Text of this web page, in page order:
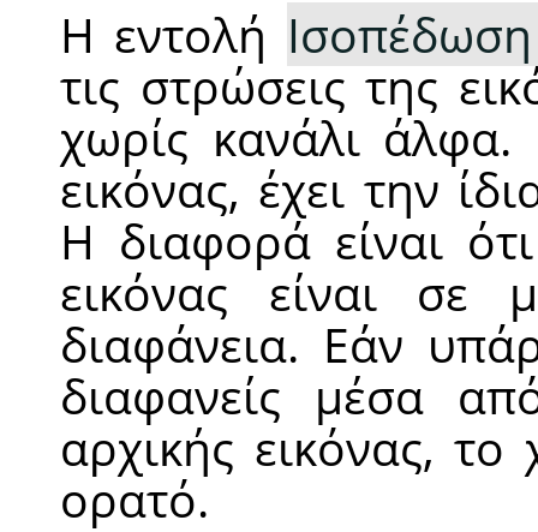
Η εντολή
τις στρώσεις της
χωρίς κανάλι
εικόνας, έχει την
Η διαφορά είναι
εικόνας είναι σε
διαφάνεια. Εάν
διαφανείς μέσα
αρχικής εικόνας,
ορατό.